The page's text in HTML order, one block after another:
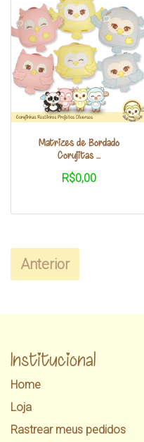
Matrizes de Bordado
Corujitas ...
R$0,00
Anterior
Institucional
Home
Loja
Rastrear meus pedidos